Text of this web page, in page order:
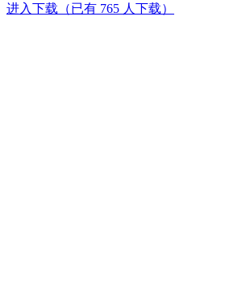
进入下载（已有 765 人下载）